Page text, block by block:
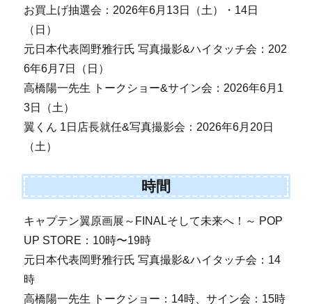
お買上げ抽選会：2026年6月13日（土）・14日
（日）
元日本代表岡野雅行氏 写真撮影&ハイタッチ会：202
6年6月7日（日）
高橋陽一先生 トークショー&サイン会：2026年6月1
3日（土）
翼くん 1日店長就任&写真撮影会：2026年6月20日
（土）
時間
キャプテン翼原画展～FINALそして未来へ！～ POP
UP STORE：10時〜19時
元日本代表岡野雅行氏 写真撮影&ハイタッチ会：14
時
高橋陽一先生 トークショー：14時、サイン会：15時